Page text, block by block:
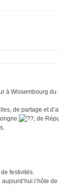
à Wissembourg
de partage et
, de
festivités.
l’hôte